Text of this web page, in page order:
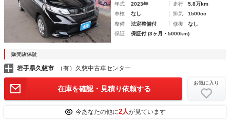
年式 2023年 走行
5.8万km
車検
なし 排気
1500cc
整備
法定整備付 修復
なし
保証
保証付 (3ヶ月・5000km)
販売店保証
岩手県久慈市 （有）久慈中古車センター
在庫を確認・見積り依頼する
お気に入り
今あなたの他に2人が見ています